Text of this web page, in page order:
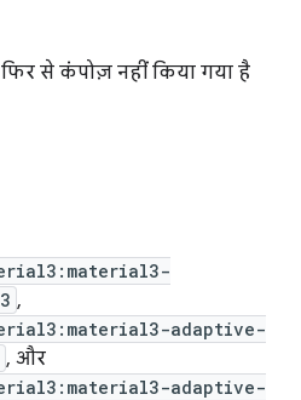
से कंपोज़ नहीं किया गया है
,
adaptive-
, और
adaptive-